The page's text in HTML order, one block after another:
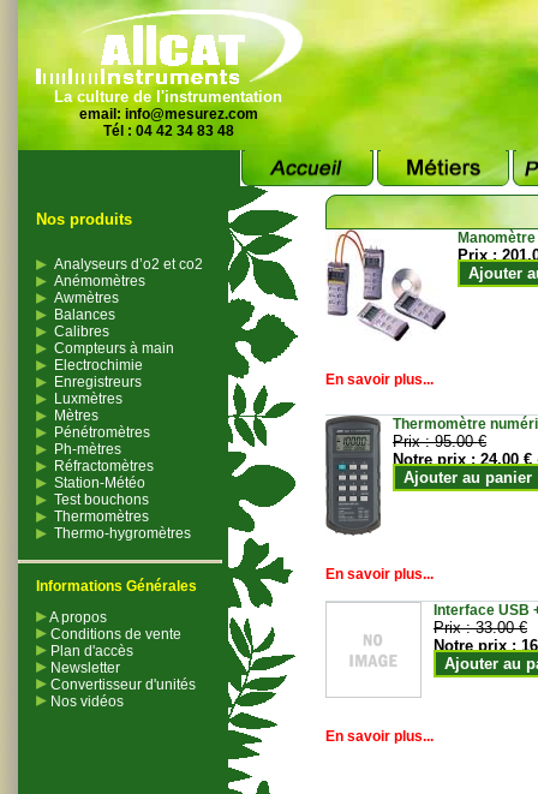
La culture de l'instrumentation
email: info@mesurez.com
Tél : 04 42 34 83 48
Nos produits
Analyseurs d’o2 et co2
Anémomètres
Awmètres
Balances
Calibres
Compteurs à main
Electrochimie
Enregistreurs
Luxmètres
Mètres
Pénétromètres
Ph-mètres
Réfractomètres
Station-Météo
Test bouchons
Thermomètres
Thermo-hygromètres
Informations Générales
A propos
Conditions de vente
Plan d'accès
Newsletter
Convertisseur d'unités
Nos vidéos
Prix :
Ajouter
En savoir plus...
Thermomètre
Prix :95.00 €
Notre prix :24.00 €
Ajouter au panier
En savoir plus...
Interface USB
Prix :33.00 €
Notre prix :
Ajouter au
En savoir plus...